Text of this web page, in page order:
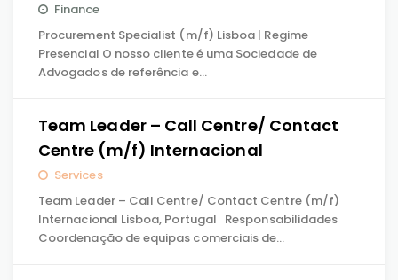
Finance
Procurement Specialist (m/f) Lisboa | Regime
Presencial O nosso cliente é uma Sociedade de
Advogados de referência e…
Team Leader – Call Centre/ Contact
Centre (m/f) Internacional
Services
Team Leader – Call Centre/ Contact Centre (m/f)
Internacional Lisboa, Portugal Responsabilidades
Coordenação de equipas comerciais de…